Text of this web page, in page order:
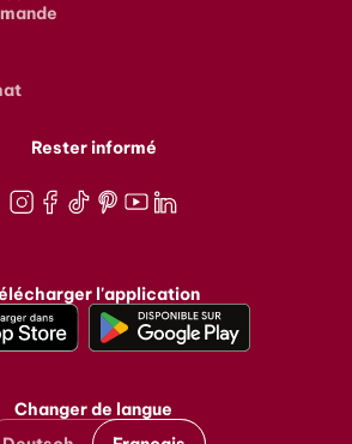
Rester informé
l'application
Changer de langue